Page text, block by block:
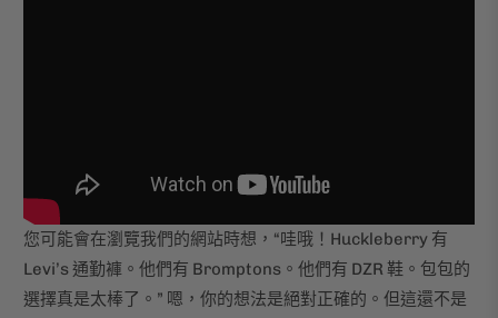
您可能會在瀏覽我們的網站時想，“哇哦！Huckleberry 有
Levi’s 通勤褲。他們有 Bromptons。他們有 DZR 鞋。包包的
選擇真是太棒了。” 嗯，你的想法是絕對正確的。但這還不是